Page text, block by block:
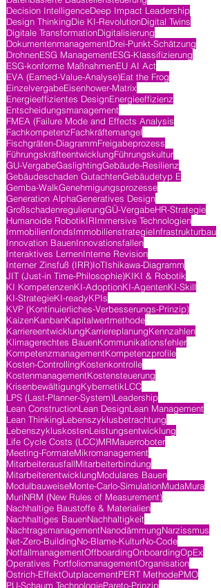
Decision IntelligenceDeep Impact Leadership
Design ThinkingDie KI-RevolutionDigital Twins
Digitale TransformationDigitalisierung
DokumentenmanagementDrei-Punkt-Schätzung
DrohnenESG ManagementESG-Klassifizierung
ESG-konforme MaßnahmenEU AI Act
EVA (Earned-Value-Analyse)Eat the Frog
EinzelvergabeEisenhower-Matrix
Energieeffizientes DesignEnergieeffizienz
Entscheidungsmanagement
FMEA (Failure Mode and Effects Analysis
FachkompetenzFachkräftemangel
Fischgräten-DiagrammFreigabeprozess
FührungskräfteentwicklungFührungskultur
GU-VergabeGaslightingGebäude-Resilienz
Gebäudeschaden GutachtenGebäudetyp E
Gemba-WalkGenehmigungsprozesse
Generation AlphaGeneratives Design
GroßschadenregulierungGÜ-VergabeHR-Strategie
Humanoide RobotikIRImmersive Technologien
ImmobilienfondsImmobilienstrategieInfrastrukturbau
Innovation BauenInnovationsfallen
Interaktives LernenInterne Revision
Interner Zinsfuß (IRR)IoTIshikawa-Diagramm
JIT (Just-in Time-Philosophie)KIKI & Robotik
KI KompetenzenKI-AdoptionKI-AgentenKI-Skill
KI-StrategieKI-readyKPIs
KVP (Kontinuierliches-Verbesserungs-Prinzip)
KaizenKanbanKapitalwertmethode
KarriereentwicklungKarriereplanungKennzahlen
Klimagerechtes BauenKommunikationsfehler
KompetenzmanagementKompetenzprofile
Kosten-ControllingKostenkontrolle
KostenmanagementKostensteuerung
KrisenbewältigungKybernetikLCC
LPS (Last-Planner-System)Leadership
Lean ConstructionLean DesignLean Management
Lean ThinkingLebenszyklusbetrachtung
LebenszykluskostenLeistungsentwicklung
Life Cycle Costs (LCC)MRMauerroboter
Meeting-FormateMikromanagement
MitarbeiterausfallMitarbeiterbindung
MitarbeiterentwicklungModulares Bauen
ModulbauweiseMonte-Carlo-SimulationMudaMura
MuriNRM (New Rules of Measurement)
Nachhaltige Baustoffe & Materialien
Nachhaltiges BauenNachhaltigkeit
NachtragsmanagementNanodämmungNarzissmus
Net-Zero-BuildingNo-Blame-KulturNo-Code
NotfallmanagementOffboardingOnboardingOpEx
Operatives PortfoliomanagementOrganisation
Ostrich-EffektOutplacementPERT MethodePMO
PU-Schaum TechnologiePareto-Prinzip